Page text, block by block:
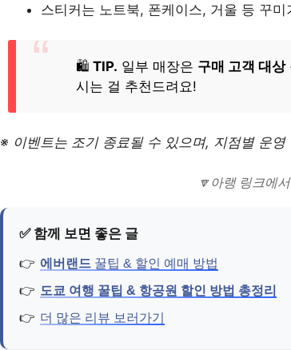
스티커는 노트북, 폰케이스, 거울 등 꾸
🛍️ TIP. 일부 매장은 구매 고객 대상
시는 걸 추천드려요!
※ 이벤트는 조기 종료될 수 있으며, 지점별 운
🔽아랭 링크에
에버랜드 꿀팁 & 할인 예매 방법
도쿄 여행 꿀팁 & 항공원 할인 방법 총정리
더 많은 리뷰 보러가기